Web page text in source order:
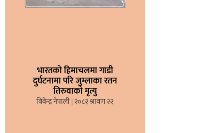
भारतको हिमाचलमा गाडी
दुर्घटनामा परि जुम्लाका रतन
तिरुवाको मृत्यु
विवेन्द्र नेपाली २०८२ श्रावण २२